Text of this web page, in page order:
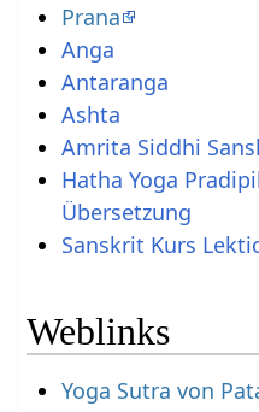
Prana
Anga
Antaranga
Ashta
Amrita Siddhi
Hatha Yoga
Übersetzung
Sanskrit Kurs
Weblinks
Yoga Sutra von